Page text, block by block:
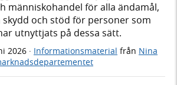
människohandel för alla ändamål,
och stöd för personer som
utnyttjats på dessa sätt.
2026 · Informationsmaterial från Nina